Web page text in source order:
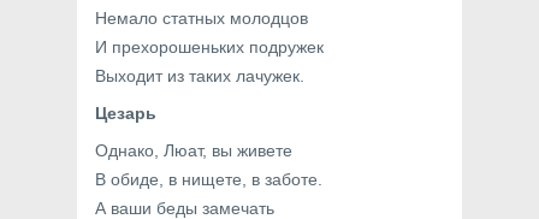
Немало статных молодцов
И прехорошеньких подружек
Выходит из таких лачужек.
Цезарь
Однако, Люат, вы живете
В обиде, в нищете, в заботе.
А ваши беды замечать